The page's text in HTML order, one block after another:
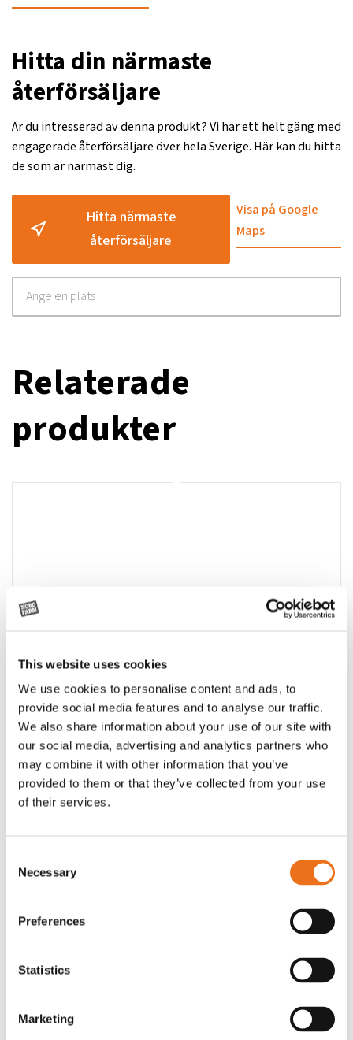
This website uses cookies
We use cookies to personalise content and ads, to
provide social media features and to analyse our traffic.
We also share information about your use of our site with
our social media, advertising and analytics partners who
may combine it with other information that you’ve
provided to them or that they’ve collected from your use
of their services.
Selection
Necessary
Preferences
Statistics
Marketing
Hitta din närmaste
återförsäljare
Är du intresserad av denna produkt? Vi har ett helt gäng med
engagerade återförsäljare över hela Sverige. Här kan du hitta
de som är närmast dig.
Hitta närmaste
återförsäljare
Visa på Google
Maps
Relaterade
produkter
Lägg till i varukorg
T-shirt Avant barn grön 92 cm
G0007
(ex. moms)
T-shirt Avant barn grön 104-110
cm
G0010
(ex. moms)
Lägg till i varukorg
T-shirt grå xl med
T-shirt svart 2xl med avant-